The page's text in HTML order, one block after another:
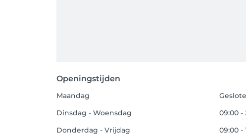
Openingstijden
Maandag
Dinsdag - Woensdag
09:00 -
Donderdag - Vrijdag
09:00 -